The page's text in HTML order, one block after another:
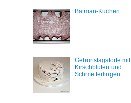
Batman-Kuchen
Geburtstagstorte mit
Kirschblüten und
Schmetterlingen